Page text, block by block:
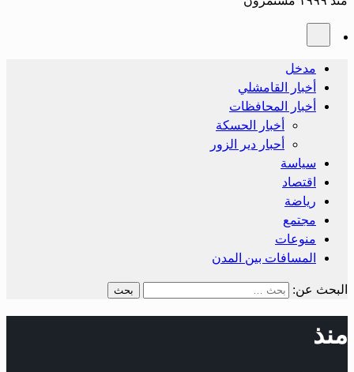
مدخل
أخبار القامشلي
أخبار المحافظات
أخبار الحسكة
أحبار دير الزور
سياسة
اقتصاد
رياضة
مجتمع
منوعات
المسافات بين المدن
البحث عن:
منذ